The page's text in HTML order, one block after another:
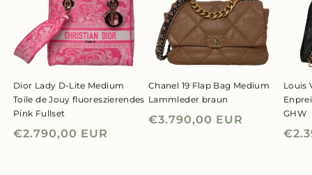
Dior Lady D-Lite Medium
Toile de Jouy fluoreszierendes
Pink Fullset
Normaler
€2.790,00 EUR
Chanel 19 Flap Bag Medium
Lammleder braun
Normaler
€3.790,00 EUR
Louis
GHW